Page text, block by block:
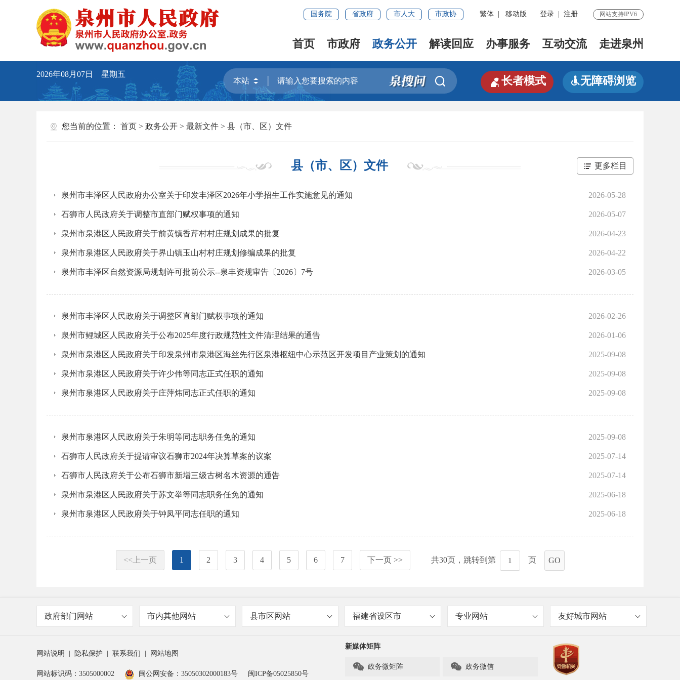
国务院 省政府 市人大 市政协 繁体 移动版 登录 注册 网站支持IPV6
首页 市政府 政务公开 解读回应 办事服务 互动交流 走进泉州
2026年08月07日 星期五
 长者模式 无障碍浏览
您当前的位置： 首页 > 政务公开 > 最新文件 > 县（市、区）文件
县（市、区）文件 更多栏目
2026-05-28
泉州市丰泽区人民政府办公室关于印发丰泽区2026年小学招生工作实施意见的通知
2026-05-07
石狮市人民政府关于调整市直部门赋权事项的通知
2026-04-23
泉州市泉港区人民政府关于前黄镇香芹村村庄规划成果的批复
2026-04-22
泉州市泉港区人民政府关于界山镇玉山村村庄规划修编成果的批复
2026-03-05
泉州市丰泽区自然资源局规划许可批前公示--泉丰资规审告〔2026〕7号
2026-02-26
泉州市丰泽区人民政府关于调整区直部门赋权事项的通知
2026-01-06
泉州市鲤城区人民政府关于公布2025年度行政规范性文件清理结果的通告
2025-09-08
泉州市泉港区人民政府关于印发泉州市泉港区海丝先行区泉港枢纽中心示范区开发项目产业策划的通知
2025-09-08
泉州市泉港区人民政府关于许少伟等同志正式任职的通知
2025-09-08
泉州市泉港区人民政府关于庄萍炜同志正式任职的通知
2025-09-08
泉州市泉港区人民政府关于朱明等同志职务任免的通知
2025-07-14
石狮市人民政府关于提请审议石狮市2024年决算草案的议案
2025-07-14
石狮市人民政府关于公布石狮市新增三级古树名木资源的通告
2025-06-18
泉州市泉港区人民政府关于苏文举等同志职务任免的通知
2025-06-18
泉州市泉港区人民政府关于钟凤平同志任职的通知
<<上一页 1 2 3 4 5 6 7 下一页 >> 共30页，跳转到第 页 GO
政府部门网站 市内其他网站 县市区网站 福建省设区市 专业网站 友好城市网站
网站说明 隐私保护 联系我们 网站地图
网站标识码：3505000002 闽公网安备：35050302000183号 闽ICP备05025850号
新媒体矩阵
 政务微矩阵  政务微信